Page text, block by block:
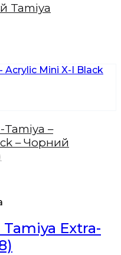
Tamiya
–
– Чорний
Extra-